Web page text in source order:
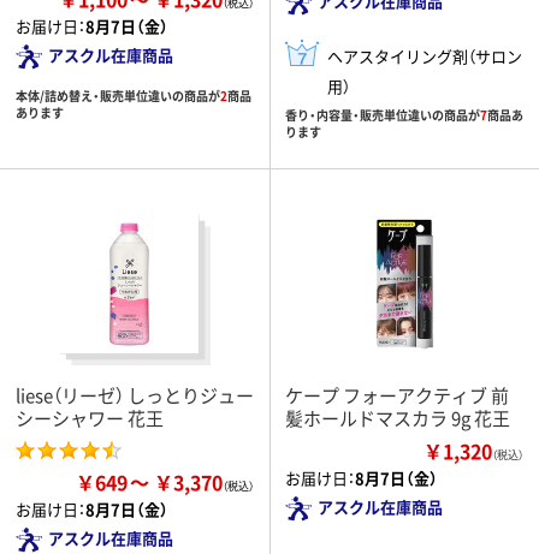
お届け日：8月7日（金）
アスクル在庫商品
本体/詰め替え・販売単位違いの商品が2商品
あります
ヘアスタイリング剤（サロン
用）
香り・内容量・販売単位違いの商品が7商品あ
ります
liese（リーゼ） しっとりジュー
シーシャワー 花王
￥649 ￥3,370
お届け日：8月7日（金）
アスクル在庫商品
ケープ フォーアクティブ 前
髪ホールドマスカラ 9g 花王
￥1,320（税込）
お届け日：8月7日（金）
アスクル在庫商品